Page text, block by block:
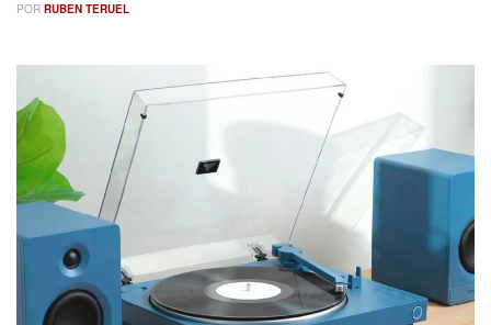
POR RUBEN TERUEL